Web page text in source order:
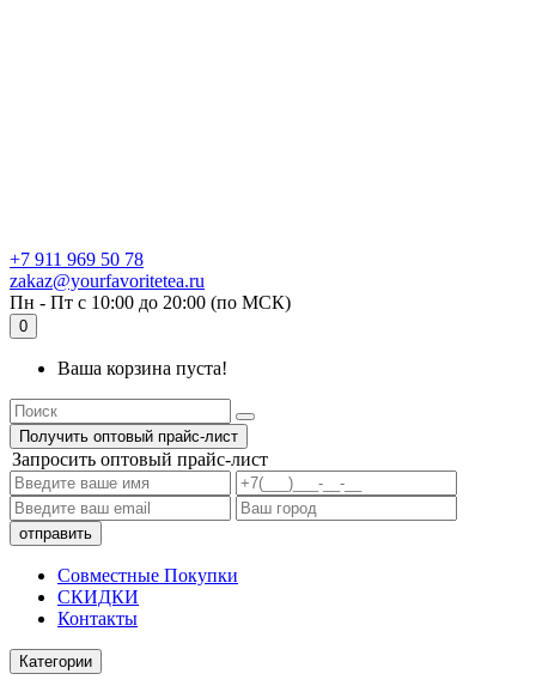
+7 911 969 50 78
zakaz@yourfavoritetea.ru
Пн - Пт с 10:00 до 20:00 (по МСК)
0
Ваша корзина пуста!
Получить оптовый прайс-лист
Запросить оптовый прайс-лист
Совместные Покупки
СКИДКИ
Контакты
Категории